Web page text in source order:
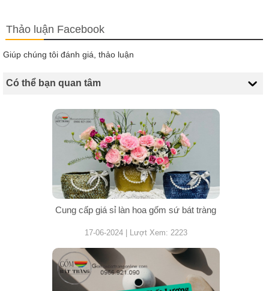
Thảo luận Facebook
Giúp chúng tôi đánh giá, thảo luận
Có thể bạn quan tâm
Cung cấp giá sỉ làn hoa gốm sứ bát tràng
17-06-2024 | Lượt Xem: 2223